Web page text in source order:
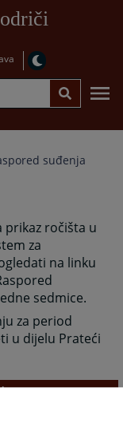
suđenja
prikaz ročišta u
za
na linku
sedmice.
za period
u dijelu Prateći